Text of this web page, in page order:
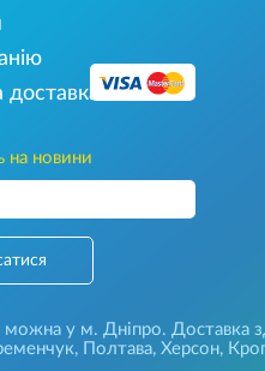
на новини
у м. Дніпро. Доставка
Полтава, Херсон,